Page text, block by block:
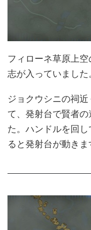
フィローネ草原上
志が入っていまし
ジョクウシニの祠
て、発射台で賢者
た。ハンドルを回
ると発射台が動きま